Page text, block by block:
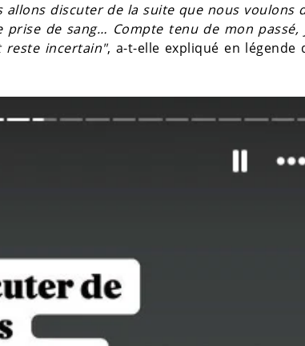
allons discuter de la suite que nous voulons
de sang… Compte tenu de mon passé,
reste incertain", a-t-elle expliqué en légende